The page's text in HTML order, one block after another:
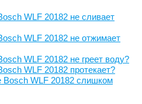
WLF 20182 не сливает
WLF 20182 не отжимает
WLF 20182 не греет воду?
WLF 20182 протекает?
WLF 20182 слишком